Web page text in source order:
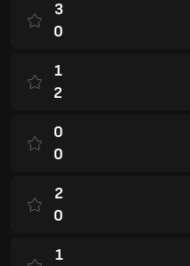
3
0
1
2
0
0
2
0
1